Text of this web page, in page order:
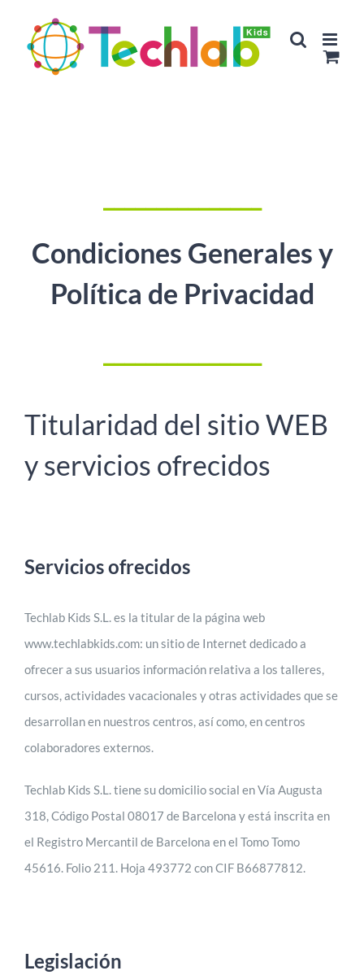
contenido
Condiciones Generales y
Política de Privacidad
Titularidad del sitio WEB
y servicios ofrecidos
Servicios ofrecidos
Techlab Kids S.L. es la titular de la página web
www.techlabkids.com: un sitio de Internet dedicado a
ofrecer a sus usuarios información relativa a los talleres,
cursos, actividades vacacionales y otras actividades que se
desarrollan en nuestros centros, así como, en centros
colaboradores externos.
Techlab Kids S.L. tiene su domicilio social en Vía Augusta
318, Código Postal 08017 de Barcelona y está inscrita en
el Registro Mercantil de Barcelona en el Tomo Tomo
45616. Folio 211. Hoja 493772 con CIF B66877812.
Legislación